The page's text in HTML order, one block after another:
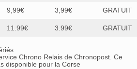
9,99€ 3,99€ GRATUIT
11.99€ 3.99€ GRATUIT
Chrono Relais de Chronopost. Ce
disponible pour la Corse